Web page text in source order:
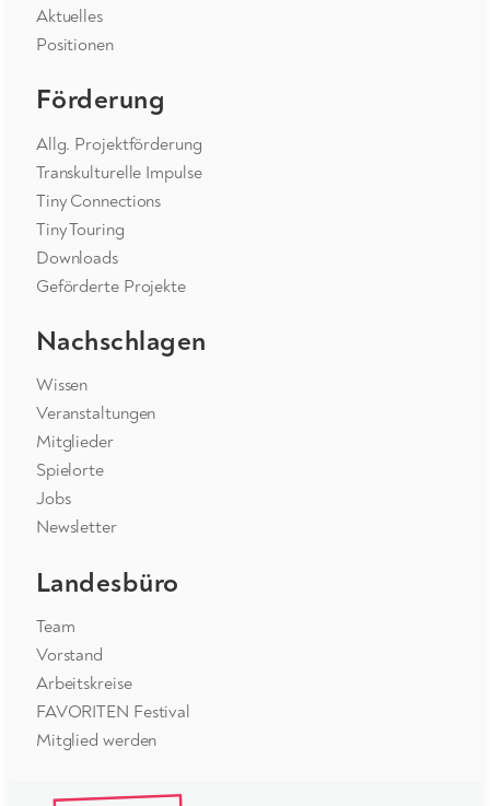
Aktuelles
Positionen
Förderung
Allg. Projektförderung
Transkulturelle Impulse
Tiny Connections
Tiny Touring
Downloads
Geförderte Projekte
Nachschlagen
Wissen
Veranstaltungen
Mitglieder
Spielorte
Jobs
Newsletter
Landesbüro
Team
Vorstand
Arbeitskreise
FAVORITEN Festival
Mitglied werden